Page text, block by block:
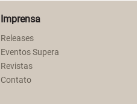
Imprensa
Releases
Eventos Supera
Revistas
Contato